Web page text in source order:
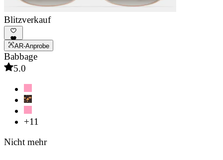
Blitzverkauf
AR-Anprobe
Babbage
5.0
+11
Nicht mehr